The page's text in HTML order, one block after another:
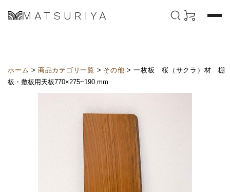
MATSURIYA
ホーム > 商品カテゴリ一覧 > その他 > 一枚板 桜（サクラ）材 棚
板・敷板用天板770×275~190 mm